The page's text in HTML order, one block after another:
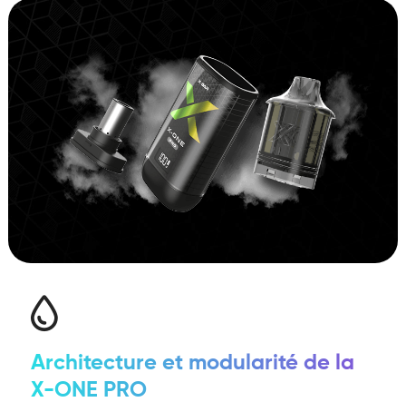
Architecture et modularité de la
X-ONE PRO